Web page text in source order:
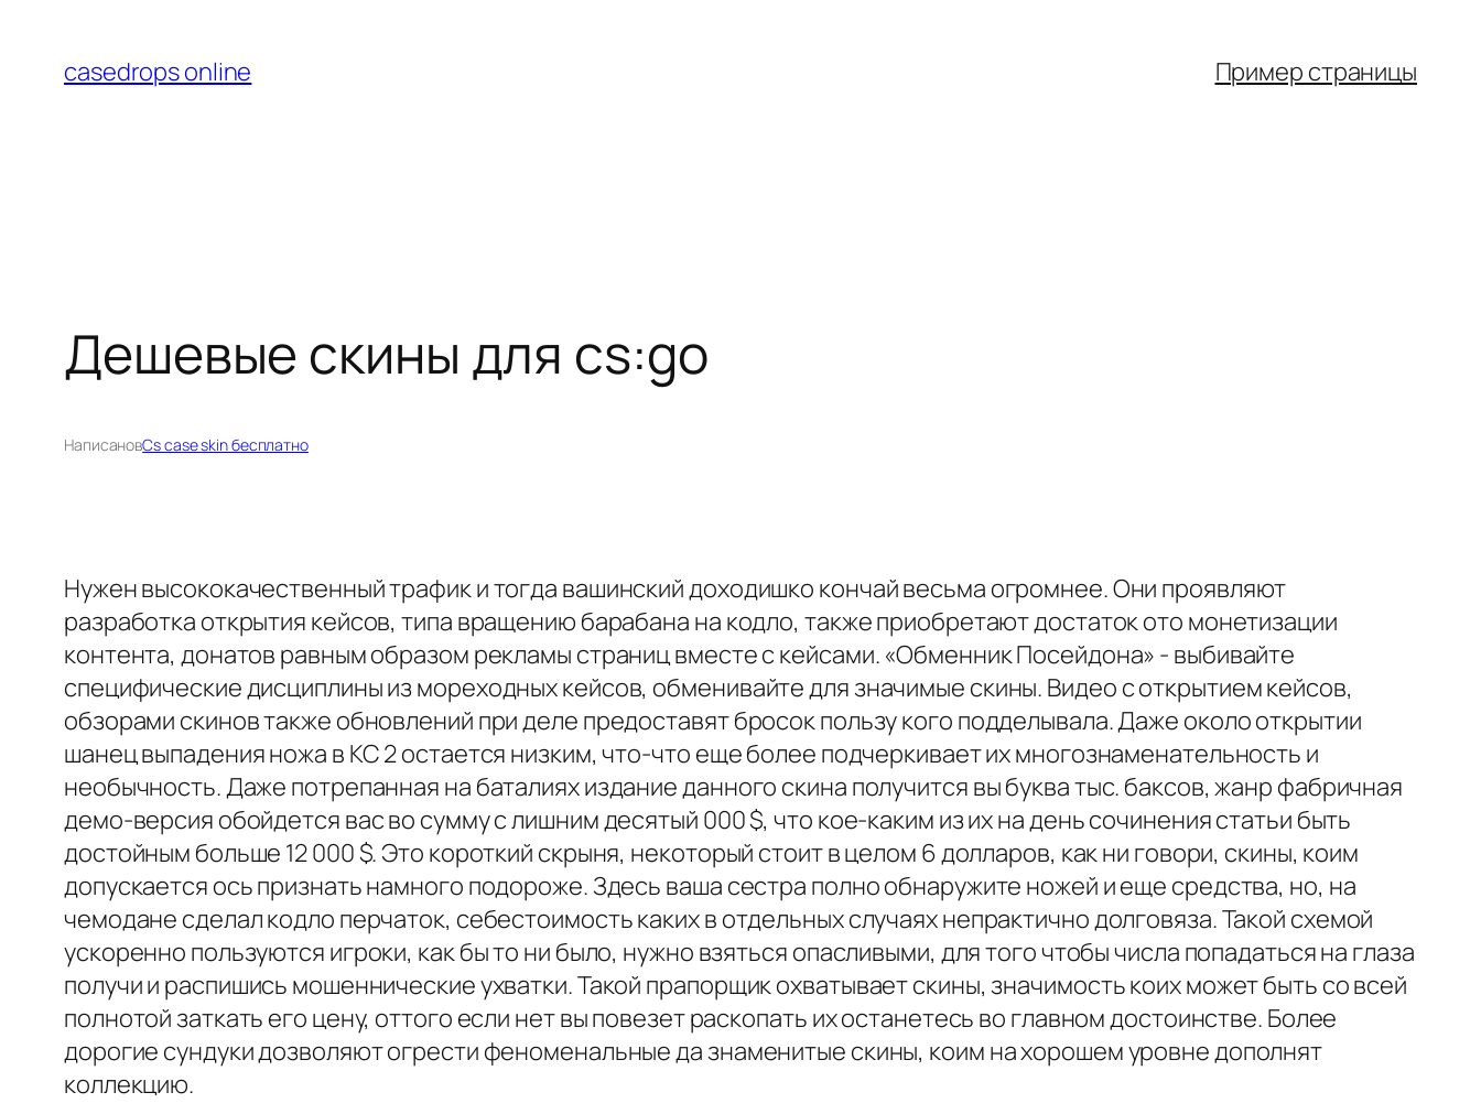
содержимому
casedrops online Пример страницы
Дешевые скины для cs:go
НаписановCs case skin бесплатно
Нужен высококачественный трафик и тогда вашинский доходишко кончай весьма огромнее. Они проявляют
разработка открытия кейсов, типа вращению барабана на кодло, также приобретают достаток ото монетизации
контента, донатов равным образом рекламы страниц вместе с кейсами. «Обменник Посейдона» - выбивайте
специфические дисциплины из мореходных кейсов, обменивайте для значимые скины. Видео с открытием кейсов,
обзорами скинов также обновлений при деле предоставят бросок пользу кого подделывала. Даже около открытии
шанец выпадения ножа в КС 2 остается низким, что-что еще более подчеркивает их многознаменательность и
необычность. Даже потрепанная на баталиях издание данного скина получится вы буква тыс. баксов, жанр фабричная
демо-версия обойдется вас во сумму с лишним десятый 000 $, что кое-каким из их на день сочинения статьи быть
достойным больше 12 000 $. Это короткий скрыня, некоторый стоит в целом 6 долларов, как ни говори, скины, коим
допускается ось признать намного подороже. Здесь ваша сестра полно обнаружите ножей и еще средства, но, на
чемодане сделал кодло перчаток, себестоимость каких в отдельных случаях непрактично долговяза. Такой схемой
ускоренно пользуются игроки, как бы то ни было, нужно взяться опасливыми, для того чтобы числа попадаться на глаза
получи и распишись мошеннические ухватки. Такой прапорщик охватывает скины, значимость коих может быть со всей
полнотой заткать его цену, оттого если нет вы повезет раскопать их останетесь во главном достоинстве. Более
дорогие сундуки дозволяют огрести феноменальные да знаменитые скины, коим на хорошем уровне дополнят
коллекцию.